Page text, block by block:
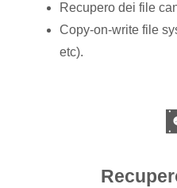
Recupero dei file
Copy-on-write file
etc).